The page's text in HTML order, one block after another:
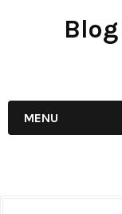
MENU